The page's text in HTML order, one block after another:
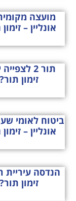
מועצה
אונליין –
תור 2
זימון
ביטוח לאומי
אונליין –
הנדסה עיריית
זימון